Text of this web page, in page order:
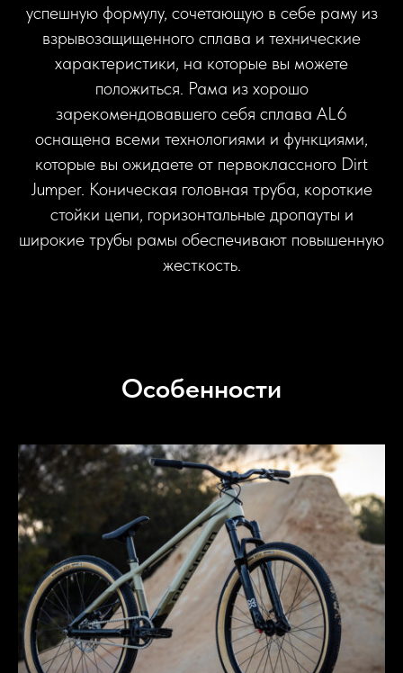
успешную формулу, сочетающую в себе раму из
взрывозащищенного сплава и технические
характеристики, на которые вы можете
положиться. Рама из хорошо
зарекомендовавшего себя сплава AL6
оснащена всеми технологиями и функциями,
которые вы ожидаете от первоклассного Dirt
Jumper. Коническая головная труба, короткие
стойки цепи, горизонтальные дропауты и
широкие трубы рамы обеспечивают повышенную
жесткость.
Особенности